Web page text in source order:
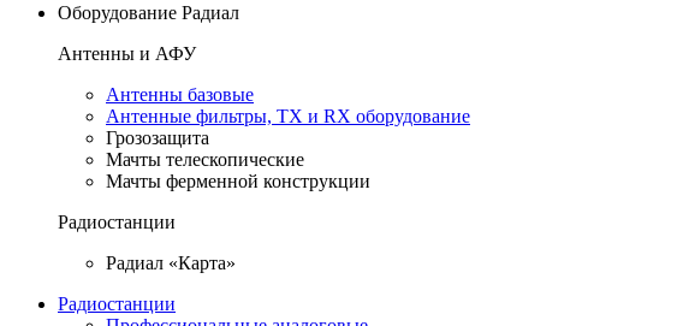
Оборудование Радиал
Антенны и АФУ
Антенны базовые
Антенные фильтры, TX и RX оборудование
Грозозащита
Мачты телескопические
Мачты ферменной конструкции
Радиостанции
Радиал «Карта»
Радиостанции